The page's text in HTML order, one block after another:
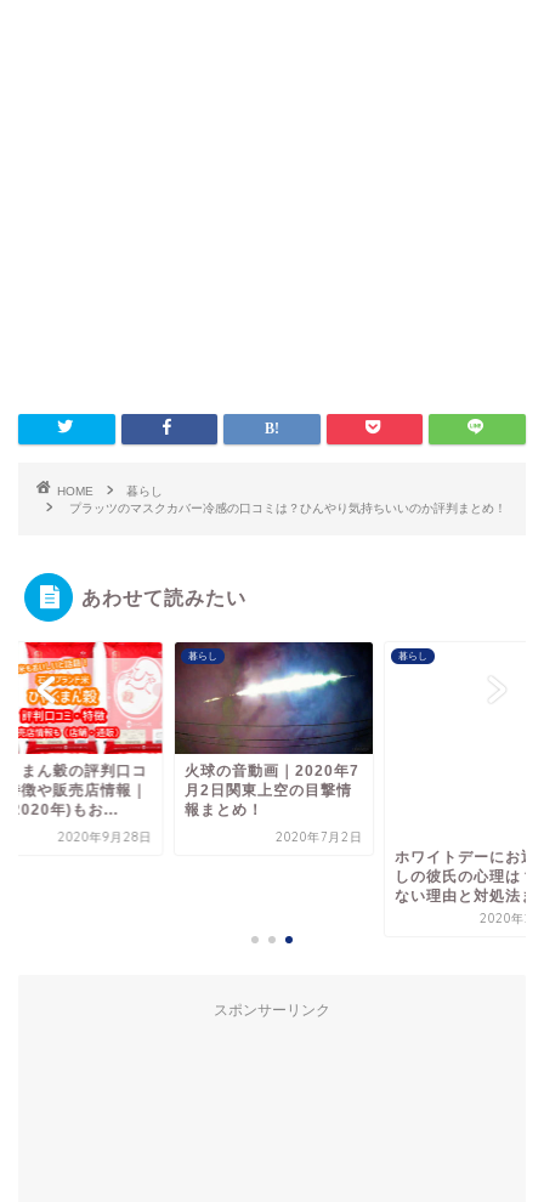
HOME
暮らし
プラッツのマスクカバー冷感の口コミは？ひんやり気持ちいいのか評判まとめ！
あわせて読みたい
くまん穀の評判口コ
特徴や販売店情報｜
(2020年)もお...
2020年9月28日
暮らし
火球の音動画｜2020年7
月2日関東上空の目撃情
報まとめ！
2020年7月2日
暮らし
スポンサーリンク